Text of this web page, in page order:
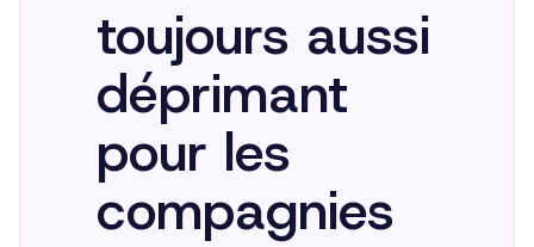
Ressources
Entreprise
toujours aussi
déprimant
pour les
compagnies